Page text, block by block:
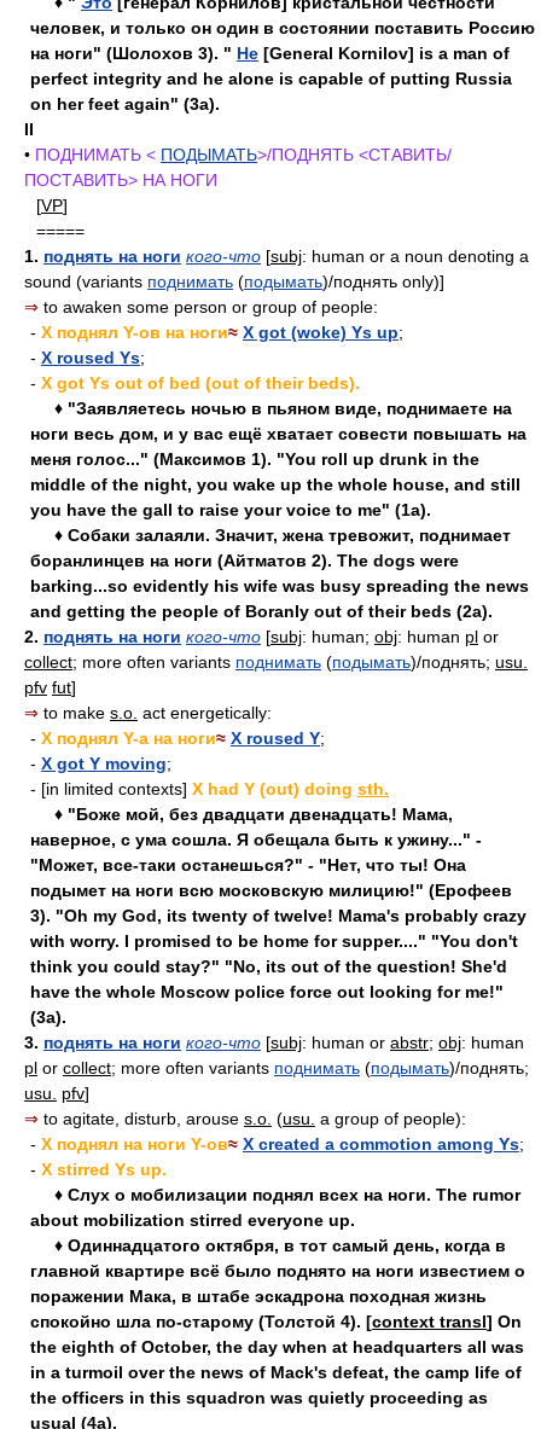
человек, и только он один в состоянии поставить Россию
на ноги" (Шолохов 3). " Не [General Kornilov] is a man of
perfect integrity and he alone is capable of putting Russia
on her feet again" (3a).
II
• ПОДНИМАТЬ < ПОДЫМАТЬ>/ПОДНЯТЬ <СТАВИТЬ/
ПОСТАВИТЬ> НА НОГИ
[VP]
=====
1. поднять на ноги кого-что [subj: human or a noun denoting a
sound (variants поднимать (подымать)/поднять only)]
⇒ to awaken some person or group of people:
- X поднял Y-ов на ноги≈ X got (woke) Ys up;
- X roused Ys;
- X got Ys out of bed (out of their beds).
♦ "Заявляетесь ночью в пьяном виде, поднимаете на
ноги весь дом, и у вас ещё хватает совести повышать на
меня голос..." (Максимов 1). "You roll up drunk in the
middle of the night, you wake up the whole house, and still
you have the gall to raise your voice to me" (1a).
♦ Собаки залаяли. Значит, жена тревожит, поднимает
боранлинцев на ноги (Айтматов 2). The dogs were
barking...so evidently his wife was busy spreading the news
and getting the people of Boranly out of their beds (2a).
2. поднять на ноги кого-что [subj: human; obj: human pl or
collect; more often variants поднимать (подымать)/поднять; usu.
pfv fut]
⇒ to make s.o. act energetically:
- X поднял Y-а на ноги≈ X roused Y;
- X got Y moving;
- [in limited contexts] X had Y (out) doing sth.
♦ "Боже мой, без двадцати двенадцать! Мама,
наверное, с ума сошла. Я обещала быть к ужину..." -
"Может, все-таки останешься?" - "Нет, что ты! Она
подымет на ноги всю московскую милицию!" (Ерофеев
3). "Oh my God, its twenty of twelve! Mama's probably crazy
with worry. I promised to be home for supper...." "You don't
think you could stay?" "No, its out of the question! She'd
have the whole Moscow police force out looking for me!"
(3a).
3. поднять на ноги кого-что [subj: human or abstr; obj: human
pl or collect; more often variants поднимать (подымать)/поднять;
usu.
pfv]
⇒ to agitate, disturb, arouse s.o. (usu. a group of people):
- X поднял на ноги Y-ов≈ X created a commotion among Ys;
- X stirred Ys up.
♦ Слух о мобилизации поднял всех на ноги. The rumor
about mobilization stirred everyone up.
♦ Одиннадцатого октября, в тот самый день, когда в
главной квартире всё было поднято на ноги известием о
поражении Мака, в штабе эскадрона походная жизнь
спокойно шла по-старому (Толстой 4). [context transl] On
the eighth of October, the day when at headquarters all was
in a turmoil over the news of Mack's defeat, the camp life of
the officers in this squadron was quietly proceeding as
usual (4a).